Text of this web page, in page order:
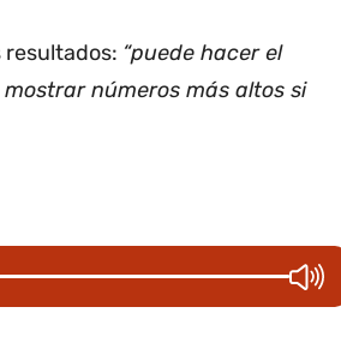
resultados: “puede hacer el
números más altos si